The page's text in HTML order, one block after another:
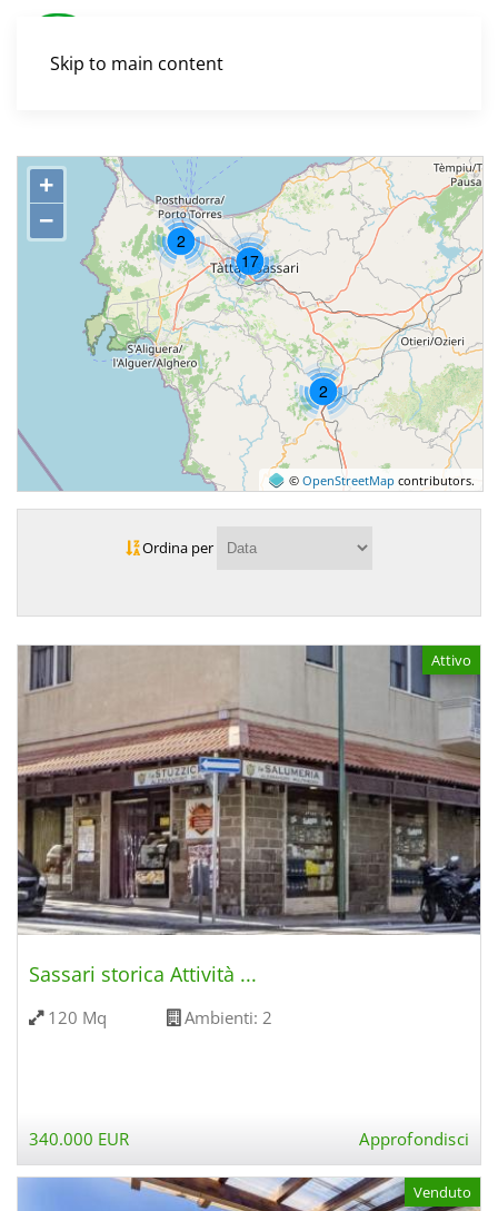
Skip to main content
+
−
© OpenStreetMap contributors.
Ordina per
Attivo
Sassari storica Attività ...
120 Mq Ambienti: 2
340.000 EUR Approfondisci
Venduto